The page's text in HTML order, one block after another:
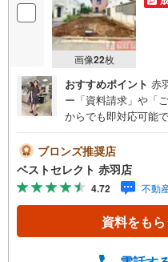
画像22枚
おすすめポイント 赤
ー「資料請求」や「
からでも即対応可能
る立地■土地面積
■お好きなハウスメ
まで徒歩5分以内でお
徒歩5分以内でお子様
総合病院が近くに揃
わ台」駅まで徒歩9
ブロンズ推奨店
ベストセレクト 赤羽店
4.72 不動
資料をもら